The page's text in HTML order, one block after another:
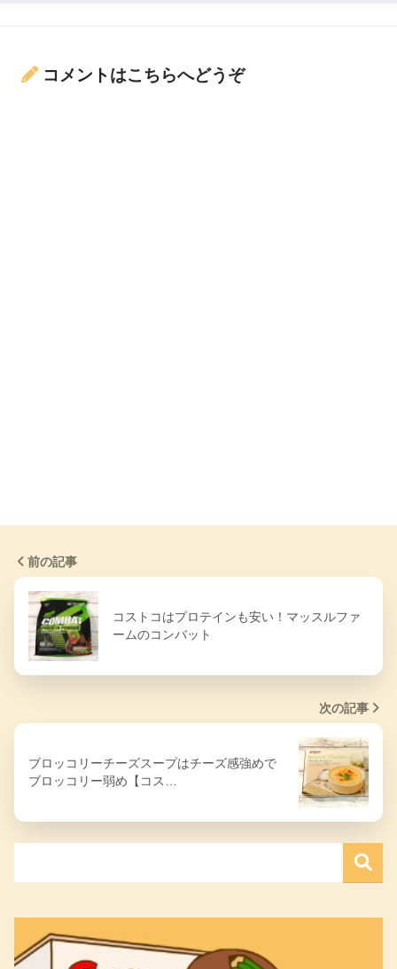
コメントはこちらへどうぞ
前の記事
コストコはプロテインも安い！マッスルファ
ームのコンバット
次の記事
ブロッコリーチーズスープはチーズ感強めで
ブロッコリー弱め【コス…